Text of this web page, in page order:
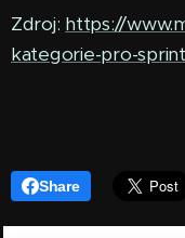
Zdroj: https://
kategorie-pro-
Share